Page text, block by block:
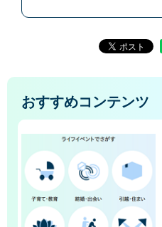
おすすめコンテンツ